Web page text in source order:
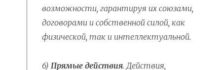
возможности, гарантируя их союзами,
договорами и собственной силой, как
физической, так и интеллектуальной.
6) Прямые действия. Действия,